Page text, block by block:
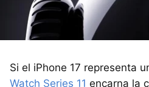
Si el iPhone 17 representa
Watch Series 11 encarna la